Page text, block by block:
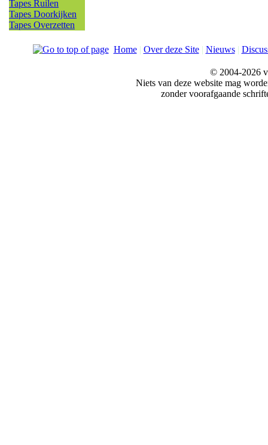
Tapes Ruilen
Tapes Doorkijken
Tapes Overzetten
Home| Over deze Site| Nieuws|
© 2004-2026
Niets van deze website mag
zonder voorafgaande